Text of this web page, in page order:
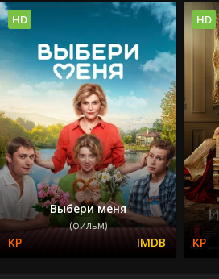
Выбери меня
(фильм)
HD HD